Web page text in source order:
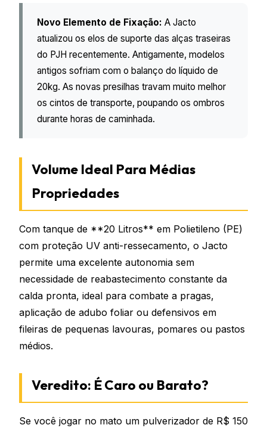
Novo Elemento de Fixação: A Jacto
atualizou os elos de suporte das alças traseiras
do PJH recentemente. Antigamente, modelos
antigos sofriam com o balanço do líquido de
20kg. As novas presilhas travam muito melhor
os cintos de transporte, poupando os ombros
durante horas de caminhada.
Volume Ideal Para Médias
Propriedades
Com tanque de **20 Litros** em Polietileno (PE)
com proteção UV anti-ressecamento, o Jacto
permite uma excelente autonomia sem
necessidade de reabastecimento constante da
calda pronta, ideal para combate a pragas,
aplicação de adubo foliar ou defensivos em
fileiras de pequenas lavouras, pomares ou pastos
médios.
Veredito: É Caro ou Barato?
Se você jogar no mato um pulverizador de R$ 150